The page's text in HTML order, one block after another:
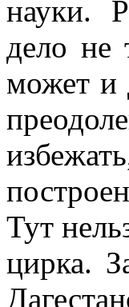
науки.
дело не
может и
Тут
цирка.